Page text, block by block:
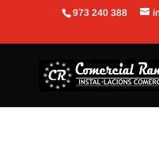
Obre la barra d'eines
973 240 388